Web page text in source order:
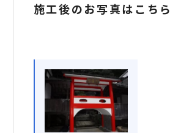
施工後のお写真はこちら